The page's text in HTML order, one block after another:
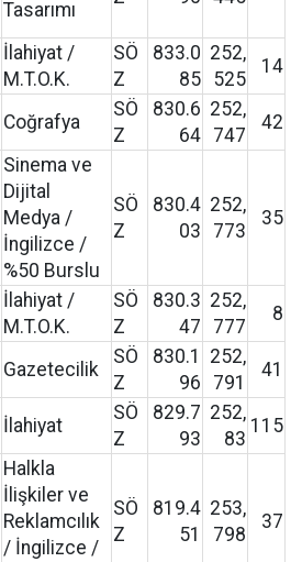
Tasarımı
İlahiyat /
M.T.O.K.
SÖ
Z
833.0
85
252,
525
14
Coğrafya
SÖ
Z
830.6
64
252,
747
42
Sinema ve
Dijital
Medya /
İngilizce /
%50 Burslu
SÖ
Z
830.4
03
252,
773
35
İlahiyat /
M.T.O.K.
SÖ
Z
830.3
47
252,
777
8
Gazetecilik
SÖ
Z
830.1
96
252,
791
41
İlahiyat
SÖ
Z
829.7
93
252,
83
115
Halkla
İlişkiler ve
Reklamcılık
/ İngilizce /
SÖ
Z
819.4
51
253,
798
37